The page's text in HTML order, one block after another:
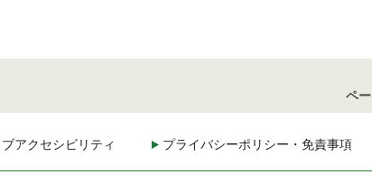
ペ
アクセシビリティ プライバシーポリシー・免責事項